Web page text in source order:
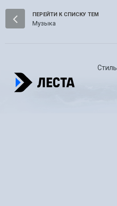
ПЕРЕЙТИ К СПИСКУ ТЕМ
Музыка
Стиль